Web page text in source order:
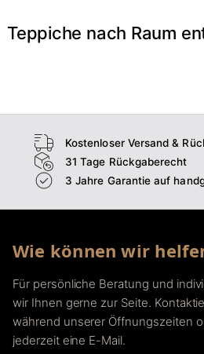
Teppiche nach Raum
Wohnzimmer
Kostenloser Versand &
31 Tage Rückgaberecht
3 Jahre Garantie auf
Wie können wir
Für persönliche Beratung und
wir Ihnen gerne zur Seite.
während unserer Öffnungszeiten
jederzeit eine E-Mail.